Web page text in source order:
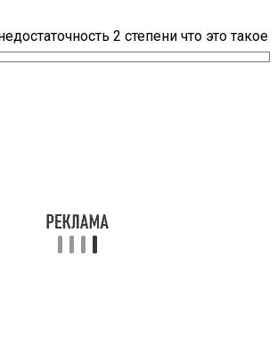
2 степени что это такое